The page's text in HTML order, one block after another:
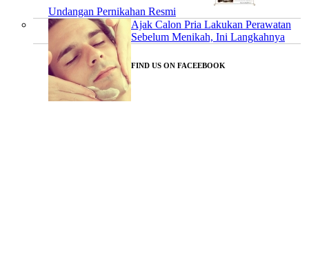
Undangan Pernikahan Resmi
Ajak Calon Pria Lakukan Perawatan
Sebelum Menikah, Ini Langkahnya
FIND US ON FACEEBOOK